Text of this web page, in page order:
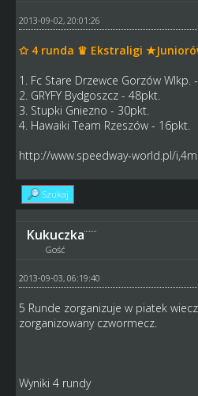
2013-09-02, 20:01:26
✩ 4 runda ♛ Ekstraligi
1. Fc Stare Drzewce Gorzów Wlkp.
2. GRYFY Bydgoszcz - 48pkt.
3. Stupki Gniezno - 30pkt.
4. Hawaiki Team Rzeszów - 16pkt.
http://www.speedway-world.pl/
Szukaj
Kukuczka
Gość
2013-09-03, 06:19:40
5 Runde zorganizuje w piatek
zorganizowany czwormecz.
Wyniki 4 rundy